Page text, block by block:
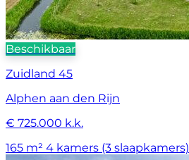
Beschikbaar
Zuidland 45
Alphen aan den Rijn
€ 725.000 k.k.
165 m² 4 kamers (3 slaapkamers)